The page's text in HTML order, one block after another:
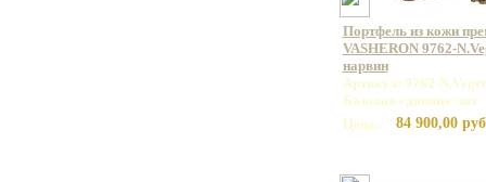
Портфель из кожи
VASHERON 9762-
нарвин
Артикул: 9762-
Базовая единица: шт
Цена:
84 900,00